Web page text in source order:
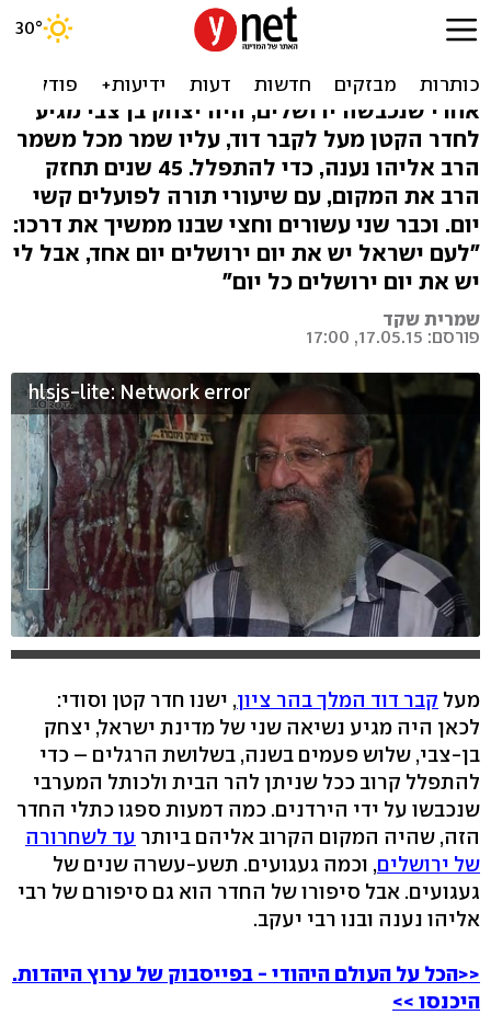
הכירו: המשפחה שלא עזבה
מעולם את ירושלים
אחרי שנכבשה ירושלים, היה יצחק בן צבי מגיע
לחדר הקטן מעל לקבר דוד, עליו שמר מכל משמר
הרב אליהו נענה, כדי להתפלל. 45 שנים תחזק
הרב את המקום, עם שיעורי תורה לפועלים קשי
יום. וכבר שני עשורים וחצי שבנו ממשיך את דרכו:
"לעם ישראל יש את יום ירושלים יום אחד, אבל לי
יש את יום ירושלים כל יום"
שמרית שקד
פורסם: 17.05.15, 17:00
hlsjs-lite: Network error
מעל קבר דוד המלך בהר ציון, ישנו חדר קטן וסודי:
לכאן היה מגיע נשיאה שני של מדינת ישראל, יצחק
בן-צבי, שלוש פעמים בשנה, בשלושת הרגלים – כדי
להתפלל קרוב ככל שניתן להר הבית ולכותל המערבי
שנכבשו על ידי הירדנים. כמה דמעות ספגו כתלי החדר
הזה, שהיה המקום הקרוב אליהם ביותר עד לשחרורה
של ירושלים, וכמה געגועים. תשע-עשרה שנים של
געגועים. אבל סיפורו של החדר הוא גם סיפורם של רבי
אליהו נענה ובנו רבי יעקב.
<<הכל על העולם היהודי - בפייסבוק של ערוץ היהדות.
היכנסו >>